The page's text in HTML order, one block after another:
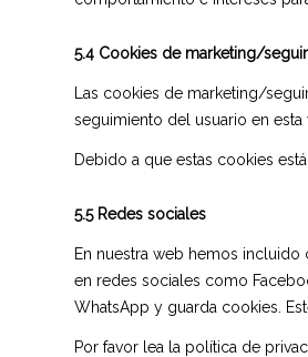
5.4 Cookies de marketing/
Las cookies de marketing/
seguimiento del usuario en
Debido a que estas cookies
5.5 Redes sociales
En nuestra web hemos incluido
en redes sociales como
WhatsApp y guarda cookies.
Por favor lea la política de